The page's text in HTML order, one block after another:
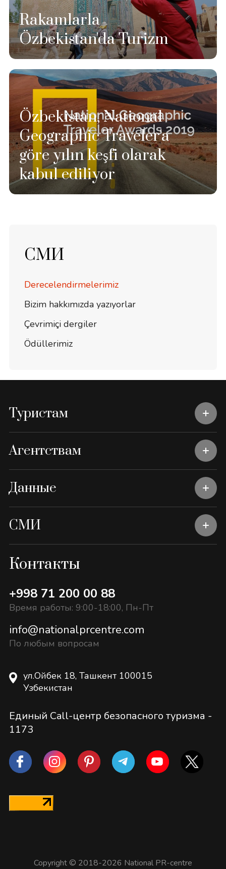
Rakamlarla
Özbekistan'da Turizm
Özbekistan, National
Geographic Traveler'a
göre yılın keşfi olarak
kabul ediliyor
СМИ
Derecelendirmelerimiz
Bizim hakkımızda yazıyorlar
Çevrimiçi dergiler
Ödüllerimiz
Туристам
Агентствам
Данные
СМИ
Контакты
+998 71 200 00 88
Время работы: 9:00-18:00, Пн-Пт
info@nationalprcentre.com
По любым вопросам
ул.Ойбек 18, Ташкент 100015
Узбекистан
Единый Call-центр безопасного туризма -
1173
Copyright © 2018-2026 National PR-centre